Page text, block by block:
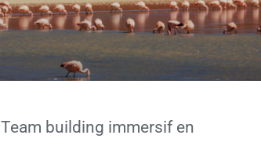
Team building immersif en